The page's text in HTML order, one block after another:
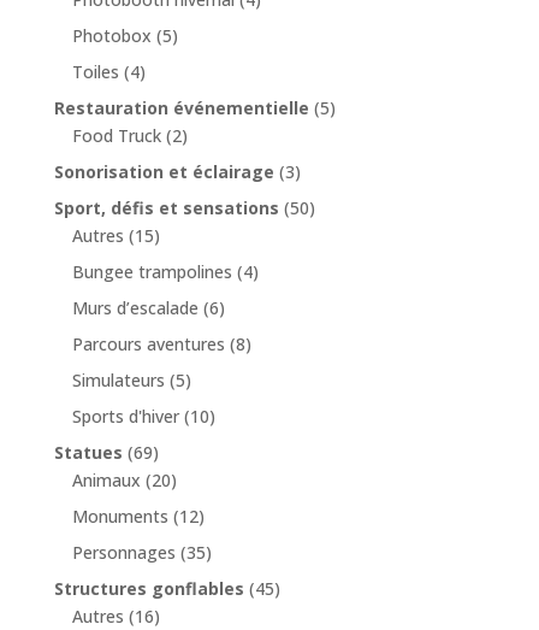
Photobox (5)
Toiles (4)
Restauration événementielle (5)
Food Truck (2)
Sonorisation et éclairage (3)
Sport, défis et sensations (50)
Autres (15)
Bungee trampolines (4)
Murs d’escalade (6)
Parcours aventures (8)
Simulateurs (5)
Sports d'hiver (10)
Statues (69)
Animaux (20)
Monuments (12)
Personnages (35)
Structures gonflables (45)
Autres (16)